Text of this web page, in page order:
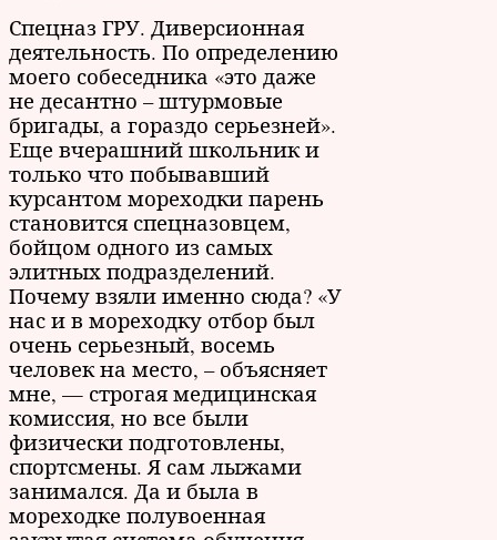
Спецназ ГРУ. Диверсионная
деятельность. По определению
моего собеседника «это даже
не десантно – штурмовые
бригады, а гораздо серьезней».
Еще вчерашний школьник и
только что побывавший
курсантом мореходки парень
становится спецназовцем,
бойцом одного из самых
элитных подразделений.
Почему взяли именно сюда? «У
нас и в мореходку отбор был
очень серьезный, восемь
человек на место, – объясняет
мне, — строгая медицинская
комиссия, но все были
физически подготовлены,
спортсмены. Я сам лыжами
занимался. Да и была в
мореходке полувоенная